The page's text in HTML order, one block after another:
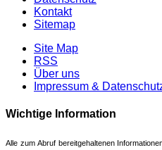
Kontakt
Sitemap
Site Map
RSS
Über uns
Impressum &
Wichtige Information
Alle zum Abruf bereitgehaltenen